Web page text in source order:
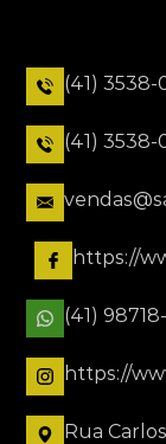
(41) 3538-
(41) 3538-
https://
(41)
https://
Rua